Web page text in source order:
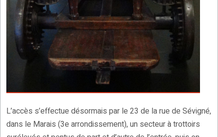
L’accès s’effectue désormais par le 23 de la rue de Sévigné,
dans le Marais (3e arrondissement), un secteur à trottoirs